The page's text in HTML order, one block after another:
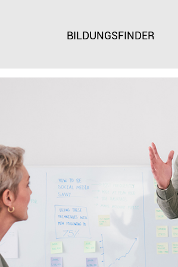
BILDUNGSFINDER